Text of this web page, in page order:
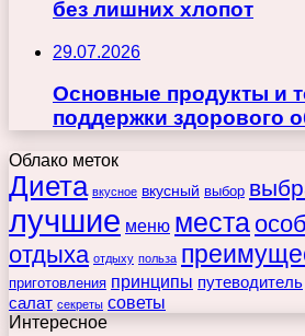
без лишних хлопот
29.07.2026
Основные продукты и
поддержки здорового
Облако меток
Диета вкусное вкусный выбор
лучшие меню места
отдыха отдыху польза
приготовления принципы путеводитель
салат секреты советы
Интересное